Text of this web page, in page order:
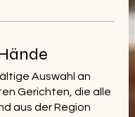
Auswahl an
Gerichten, die alle
aus der Region